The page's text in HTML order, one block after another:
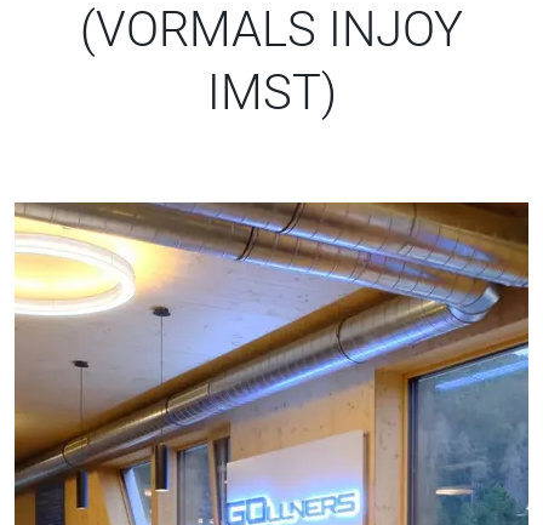
(VORMALS INJOY
IMST)